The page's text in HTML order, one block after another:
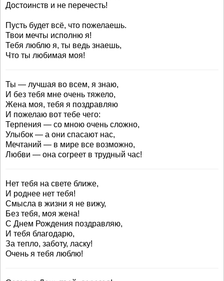
Достоинств и не перечесть!
Пусть будет всё, что пожелаешь.
Твои мечты исполню я!
Тебя люблю я, ты ведь знаешь,
Что ты любимая моя!
Ты — лучшая во всем, я знаю,
И без тебя мне очень тяжело,
Жена моя, тебя я поздравляю
И пожелаю вот тебе чего:
Терпения — со мною очень сложно,
Улыбок — а они спасают нас,
Мечтаний — в мире все возможно,
Любви — она согреет в трудный час!
Нет тебя на свете ближе,
И роднее нет тебя!
Смысла в жизни я не вижу,
Без тебя, моя жена!
С Днем Рождения поздравляю,
И тебя благодарю,
За тепло, заботу, ласку!
Очень я тебя люблю!